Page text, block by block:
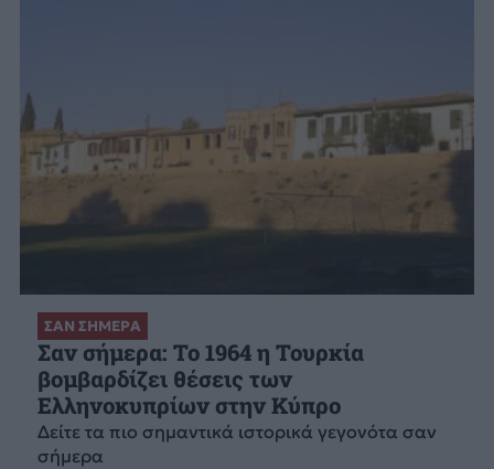
ΣΑΝ ΣΗΜΕΡΑ
Σαν σήμερα: Το 1964 η Τουρκία
βομβαρδίζει θέσεις των
Ελληνοκυπρίων στην Κύπρο
Δείτε τα πιο σημαντικά ιστορικά γεγονότα σαν
σήμερα